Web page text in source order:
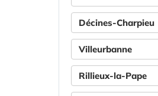
Décines-Charpieu
Villeurbanne
Rillieux-la-Pape